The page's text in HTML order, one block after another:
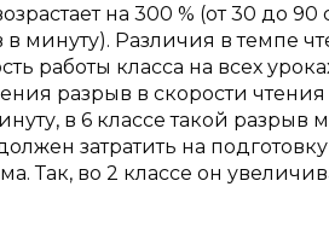
на 300 % (от 30 до 90
в минуту). Различия в темпе
работы класса на всех
разрыв в скорости чтения
в 6 классе такой разрыв
затратить на
Так, во 2 классе он